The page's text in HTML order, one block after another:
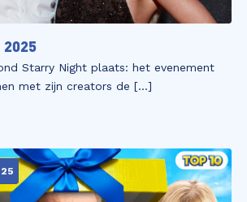
2025
Starry Night plaats: het evenement
met zijn creators de […]